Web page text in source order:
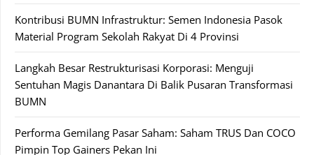
Kontribusi BUMN Infrastruktur: Semen Indonesia Pasok
Material Program Sekolah Rakyat Di 4 Provinsi
Langkah Besar Restrukturisasi Korporasi: Menguji
Sentuhan Magis Danantara Di Balik Pusaran Transformasi
BUMN
Performa Gemilang Pasar Saham: Saham TRUS Dan COCO
Pimpin Top Gainers Pekan Ini